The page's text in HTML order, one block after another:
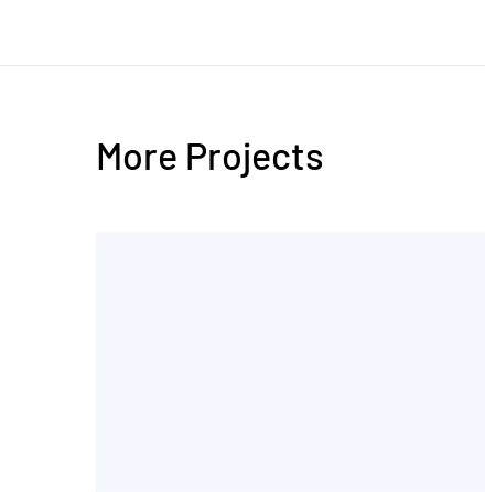
More Projects